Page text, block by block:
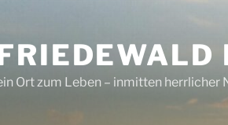
Ort zum Leben – inmitten herrlicher